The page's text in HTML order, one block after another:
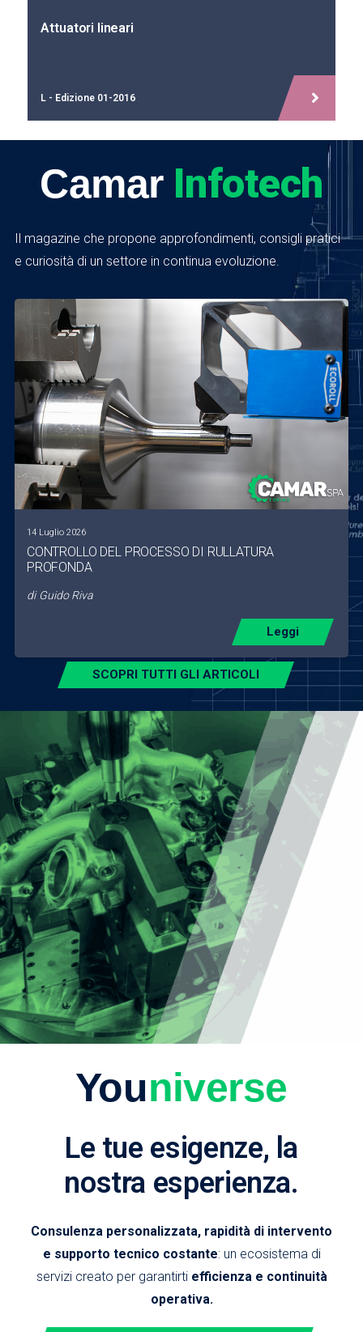
Attuatori lineari
L - Edizione 01-2016
Camar Infotech
Il magazine che propone approfondimenti, consigli pratici
e curiosità di un settore in continua evoluzione.
14 Luglio 2026
CONTROLLO DEL PROCESSO DI RULLATURA
PROFONDA
di Guido Riva
Leggi
SCOPRI TUTTI GLI ARTICOLI
Youniverse
Le tue esigenze, la
nostra esperienza.
Consulenza personalizzata, rapidità di intervento
e supporto tecnico costante: un ecosistema di
servizi creato per garantirti efficienza e continuità
operativa.